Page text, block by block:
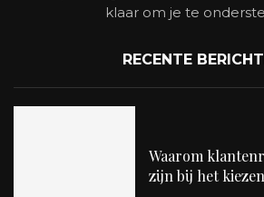
klaar om je te
RECENTE
Waarom
zijn bij het